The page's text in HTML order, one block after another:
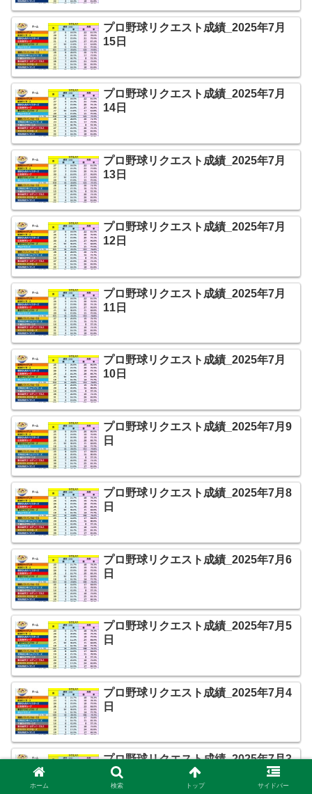
プロ野球リクエスト成績_2025年7月
15日
プロ野球リクエスト成績_2025年7月
14日
プロ野球リクエスト成績_2025年7月
13日
プロ野球リクエスト成績_2025年7月
12日
プロ野球リクエスト成績_2025年7月
11日
プロ野球リクエスト成績_2025年7月
10日
プロ野球リクエスト成績_2025年7月9
日
プロ野球リクエスト成績_2025年7月8
日
プロ野球リクエスト成績_2025年7月6
日
プロ野球リクエスト成績_2025年7月5
日
プロ野球リクエスト成績_2025年7月4
日
プロ野球リクエスト成績_2025年7月3
日
ホーム 検索 トップ サイドバー